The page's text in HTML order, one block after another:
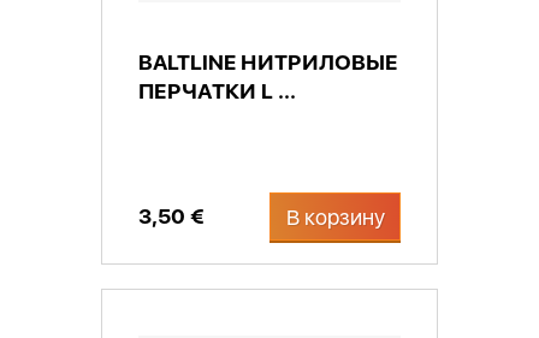
BALTLINE НИТРИЛОВЫЕ
ПЕРЧАТКИ L ...
3,50 € В корзину